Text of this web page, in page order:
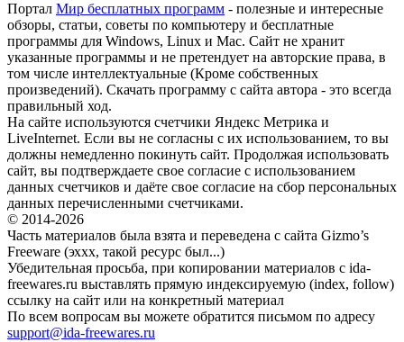
Портал Мир бесплатных программ - полезные и интересные
обзоры, статьи, советы по компьютеру и бесплатные
программы для Windows, Linux и Mac. Сайт не хранит
указанные программы и не претендует на авторские права, в
том числе интеллектуальные (Кроме собственных
произведений). Скачать программу с сайта автора - это всегда
правильный ход.
На сайте используются счетчики Яндекс Метрика и
LiveInternet. Если вы не согласны с их использованием, то вы
должны немедленно покинуть сайт. Продолжая использовать
сайт, вы подтверждаете свое согласие с использованием
данных счетчиков и даёте свое согласие на сбор персональных
данных перечисленными счетчиками.
© 2014-2026
Часть материалов была взята и переведена с сайта Gizmo’s
Freeware (эххх, такой ресурс был...)
Убедительная просьба, при копировании материалов с ida-
freewares.ru выставлять прямую индексируемую (index, follow)
ссылку на сайт или на конкретный материал
По всем вопросам вы можете обратится письмом по адресу
support@ida-freewares.ru